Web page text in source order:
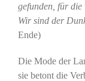
gefunden, für die
Wir sind der
Ende)
Die Mode der
sie betont die